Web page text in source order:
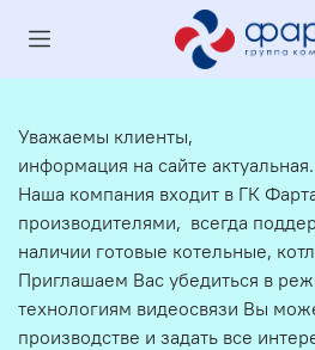
Уважаемы клиенты,
информация на сайте актуальная.
Наша компания входит в ГК
производителями, всегда
наличии готовые котельные,
Приглашаем Вас убедиться в
технологиям видеосвязи Вы
производстве и задать все